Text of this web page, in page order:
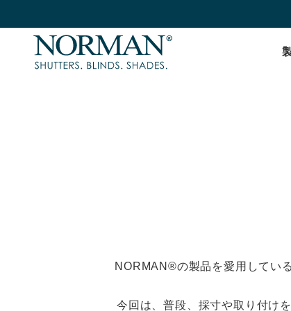
NORMAN®の製品を愛用してい
今回は、普段、採寸や取り付け